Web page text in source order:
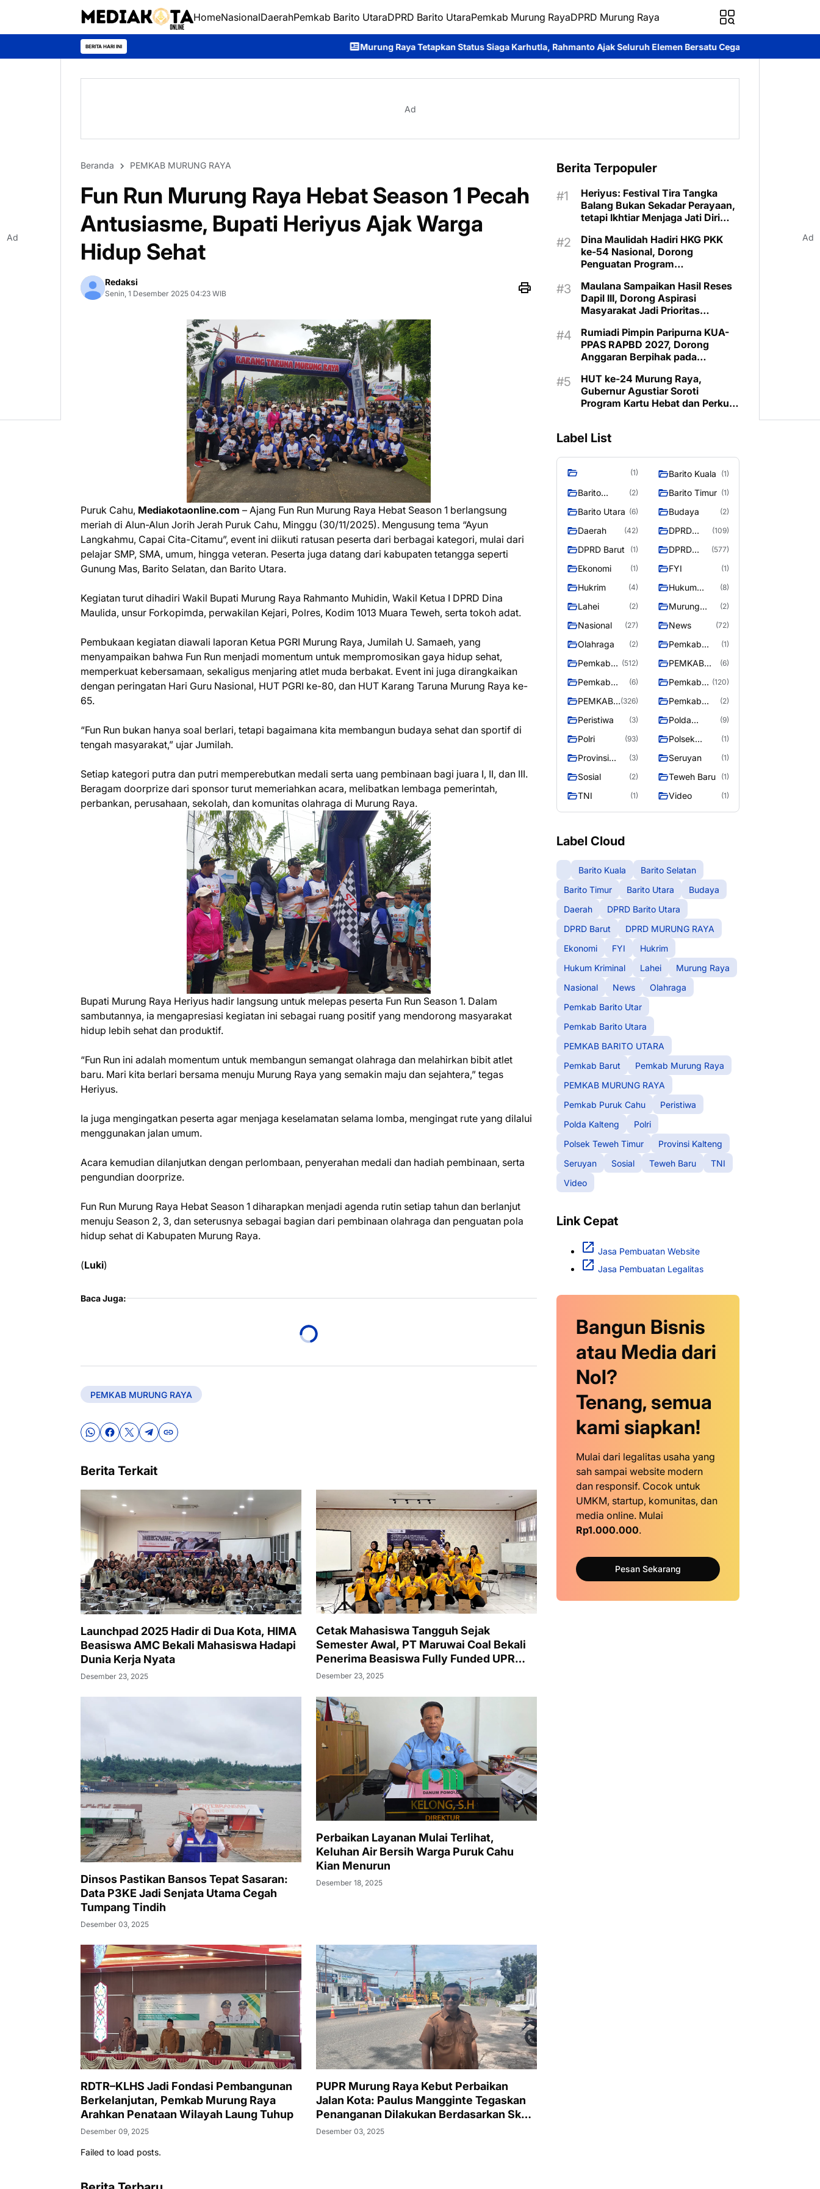
HomeNasionalDaerahPemkab Barito UtaraDPRD Barito UtaraPemkab Murung RayaDPRD Murung Raya
BERITA HARI INI Murung Raya Tetapkan Status Siaga Karhutla, Rahmanto Ajak Seluruh Elemen Bersatu Cegah Bencana Perkuat Sinergi dan Layanan
Ad
Beranda PEMKAB MURUNG RAYA
Fun Run Murung Raya Hebat Season 1 Pecah
Antusiasme, Bupati Heriyus Ajak Warga
Hidup Sehat
Redaksi
Senin, 1 Desember 2025 04:23 WIB
Puruk Cahu, Mediakotaonline.com – Ajang Fun Run Murung Raya Hebat Season 1 berlangsung
meriah di Alun-Alun Jorih Jerah Puruk Cahu, Minggu (30/11/2025). Mengusung tema “Ayun
Langkahmu, Capai Cita-Citamu”, event ini diikuti ratusan peserta dari berbagai kategori, mulai dari
pelajar SMP, SMA, umum, hingga veteran. Peserta juga datang dari kabupaten tetangga seperti
Gunung Mas, Barito Selatan, dan Barito Utara.
Kegiatan turut dihadiri Wakil Bupati Murung Raya Rahmanto Muhidin, Wakil Ketua I DPRD Dina
Maulida, unsur Forkopimda, perwakilan Kejari, Polres, Kodim 1013 Muara Teweh, serta tokoh adat.
Pembukaan kegiatan diawali laporan Ketua PGRI Murung Raya, Jumilah U. Samaeh, yang
menyampaikan bahwa Fun Run menjadi momentum untuk mempromosikan gaya hidup sehat,
memperkuat kebersamaan, sekaligus menjaring atlet muda berbakat. Event ini juga dirangkaikan
dengan peringatan Hari Guru Nasional, HUT PGRI ke-80, dan HUT Karang Taruna Murung Raya ke-
65.
“Fun Run bukan hanya soal berlari, tetapi bagaimana kita membangun budaya sehat dan sportif di
tengah masyarakat,” ujar Jumilah.
Setiap kategori putra dan putri memperebutkan medali serta uang pembinaan bagi juara I, II, dan III.
Beragam doorprize dari sponsor turut memeriahkan acara, melibatkan lembaga pemerintah,
perbankan, perusahaan, sekolah, dan komunitas olahraga di Murung Raya.
Bupati Murung Raya Heriyus hadir langsung untuk melepas peserta Fun Run Season 1. Dalam
sambutannya, ia mengapresiasi kegiatan ini sebagai ruang positif yang mendorong masyarakat
hidup lebih sehat dan produktif.
“Fun Run ini adalah momentum untuk membangun semangat olahraga dan melahirkan bibit atlet
baru. Mari kita berlari bersama menuju Murung Raya yang semakin maju dan sejahtera,” tegas
Heriyus.
Ia juga mengingatkan peserta agar menjaga keselamatan selama lomba, mengingat rute yang dilalui
menggunakan jalan umum.
Acara kemudian dilanjutkan dengan perlombaan, penyerahan medali dan hadiah pembinaan, serta
pengundian doorprize.
Fun Run Murung Raya Hebat Season 1 diharapkan menjadi agenda rutin setiap tahun dan berlanjut
menuju Season 2, 3, dan seterusnya sebagai bagian dari pembinaan olahraga dan penguatan pola
hidup sehat di Kabupaten Murung Raya.
(Luki)
Baca Juga:
PEMKAB MURUNG RAYA
Berita Terkait
Launchpad 2025 Hadir di Dua Kota, HIMA
Beasiswa AMC Bekali Mahasiswa Hadapi
Dunia Kerja Nyata
Desember 23, 2025
Cetak Mahasiswa Tangguh Sejak
Semester Awal, PT Maruwai Coal Bekali
Penerima Beasiswa Fully Funded UPR
dengan Soft Skills dan Pemetaan Potensi
Desember 23, 2025
Dinsos Pastikan Bansos Tepat Sasaran:
Data P3KE Jadi Senjata Utama Cegah
Tumpang Tindih
Desember 03, 2025
Perbaikan Layanan Mulai Terlihat,
Keluhan Air Bersih Warga Puruk Cahu
Kian Menurun
Desember 18, 2025
RDTR–KLHS Jadi Fondasi Pembangunan
Berkelanjutan, Pemkab Murung Raya
Arahkan Penataan Wilayah Laung Tuhup
Desember 09, 2025
PUPR Murung Raya Kebut Perbaikan
Jalan Kota: Paulus Mangginte Tegaskan
Penanganan Dilakukan Berdasarkan Skala
Prioritas
Desember 03, 2025
Failed to load posts.
Berita Terpopuler
Heriyus: Festival Tira Tangka
Balang Bukan Sekadar Perayaan,
tetapi Ikhtiar Menjaga Jati Diri
Dina Maulidah Hadiri HKG PKK
ke-54 Nasional, Dorong
Penguatan Program
Murung Raya
Maulana Sampaikan Hasil Reses
Dapil III, Dorong Aspirasi
Masyarakat Jadi Prioritas
Rumiadi Pimpin Paripurna KUA-
PPAS RAPBD 2027, Dorong
Anggaran Berpihak pada
HUT ke-24 Murung Raya,
Gubernur Agustiar Soroti
Program Kartu Hebat dan Perkuat
Label List
(1) Barito Kuala (1)
Barito
(2) Barito Timur (1)
Barito Utara (6) Budaya (2)
Daerah (42)
DPRD
Utara
(109)
DPRD Barut (1)
DPRD
RAYA
(577)
Ekonomi (1) FYI (1)
Hukrim (4)
Hukum
(8)
Lahei (2)
Murung
(2)
Nasional (27) News (72)
Olahraga (2)
Pemkab
(1)
Pemkab
Utara
(512)
PEMKAB
UTARA
(6)
Pemkab
(6)
Pemkab
Raya
(120)
PEMKAB
RAYA
(326)
Pemkab
(2)
Peristiwa (3)
Polda
(9)
Polri (93)
Polsek
(1)
Provinsi
(3) Seruyan (1)
Sosial (2) Teweh Baru (1)
TNI (1) Video (1)
Label Cloud
Barito Kuala
Barito Selatan
Barito Timur
Barito Utara
Budaya
Daerah
DPRD Barito Utara
DPRD Barut
DPRD MURUNG RAYA
Ekonomi
FYI
Hukrim
Hukum Kriminal
Lahei
Murung Raya
Nasional
News
Olahraga
Pemkab Barito Utar
Pemkab Barito Utara
PEMKAB BARITO UTARA
Pemkab Barut
Pemkab Murung Raya
PEMKAB MURUNG RAYA
Pemkab Puruk Cahu
Peristiwa
Polda Kalteng
Polri
Polsek Teweh Timur
Provinsi Kalteng
Seruyan
Sosial Teweh Baru
TNI
Video
Link Cepat
Jasa Pembuatan Website
Jasa Pembuatan Legalitas
Bangun Bisnis
atau Media dari
Nol?
Tenang, semua
kami siapkan!
Mulai dari legalitas usaha yang
sah sampai website modern
dan responsif. Cocok untuk
UMKM, startup, komunitas, dan
media online. Mulai
Rp1.000.000.
Pesan Sekarang
Ad Ad